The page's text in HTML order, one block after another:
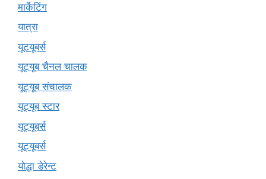
मार्केटिंग
यात्रा
यूटयूबर्स
यूट्यूब चैनल चालक
यूट्यूब संचालक
यूट्यूब स्टार
यूट्‍यूबर्स
यूट्यूबर्स
योद्धा डेरेन्ट